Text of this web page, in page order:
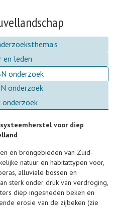
en leden
onderzoek
onderzoek
voor diep
en brongebieden van Zuid-
natuur en habitattypen voor,
alluviale bossen en
sterk onder druk van verdroging,
diep ingesneden beken en
erosie van de zijbeken (zie